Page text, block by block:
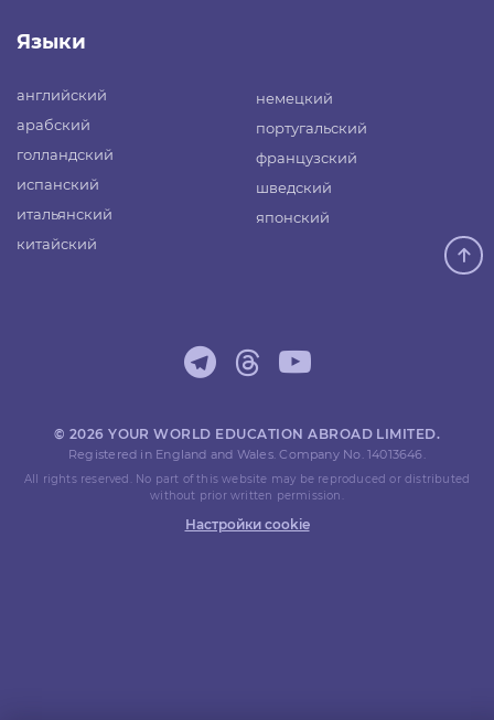
Языки
английский
арабский
голландский
испанский
итальянский
китайский
немецкий
португальский
французский
шведский
японский
© 2026 YOUR WORLD EDUCATION ABROAD LIMITED.
Registered in England and Wales. Company No. 14013646.
All rights reserved. No part of this website may be reproduced or distributed
without prior written permission.
Настройки cookie